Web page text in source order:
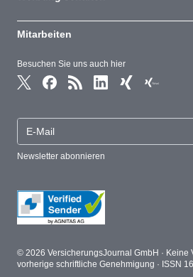
Besuchen Sie uns auch hier
Newsletter abonnieren
Mitarbeiten
© 2026 VersicherungsJournal GmbH · Keine
vorherige schriftliche Genehmigung · ISSN